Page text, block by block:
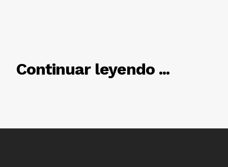
Continuar leyendo ...
RELACIONADO